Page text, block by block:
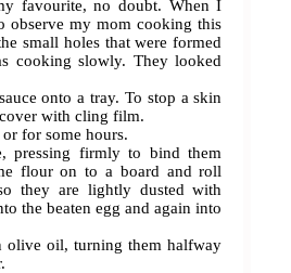
favourite, no doubt. When I
observe my mom cooking this
small holes that were formed
cooking slowly. They looked
onto a tray. To stop a skin
with cling film.
for some hours.
pressing firmly to bind them
flour on to a board and roll
they are lightly dusted with
the beaten egg and again into
olive oil, turning them halfway